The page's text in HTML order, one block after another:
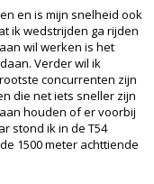
en is mijn snelheid ook
ik wedstrijden ga rijden
wil werken is het
Verder wil ik
concurrenten zijn
die net iets sneller zijn
houden of er voorbij
stond ik in de T54
1500 meter achttiende